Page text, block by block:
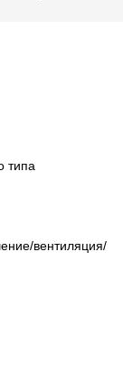
типа
вентиляция/